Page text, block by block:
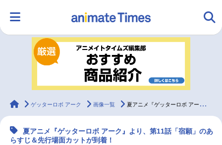
ランキング アニメ
ラジオ みんなの声
マンガ・ラノベ ゲーム・アプリ
animateTimes
ゲッターロボ アーク 画像一覧 夏アニメ『ゲッターロボ アーク』第11話あらすじ＆先行場面カットが公開
夏アニメ『ゲッターロボ アーク』より、第11話「宿願」のあ
らすじ＆先行場面カットが到着！